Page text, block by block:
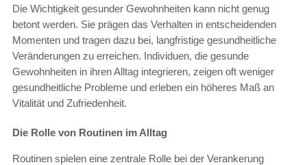
Die Wichtigkeit gesunder Gewohnheiten kann nicht genug
betont werden. Sie prägen das Verhalten in entscheidenden
Momenten und tragen dazu bei, langfristige gesundheitliche
Veränderungen zu erreichen. Individuen, die gesunde
Gewohnheiten in ihren Alltag integrieren, zeigen oft weniger
gesundheitliche Probleme und erleben ein höheres Maß an
Vitalität und Zufriedenheit.
Die Rolle von Routinen im Alltag
Routinen spielen eine zentrale Rolle bei der Verankerung